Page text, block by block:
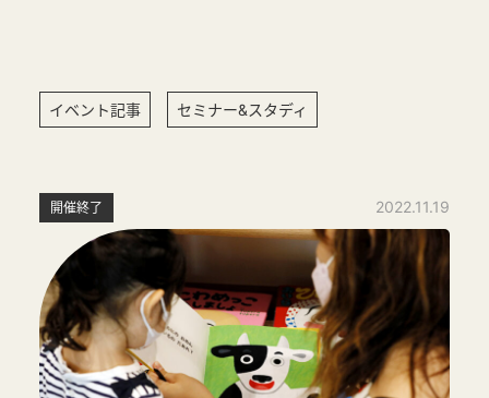
イベント記事 セミナー&スタディ
開催終了 2022.11.19